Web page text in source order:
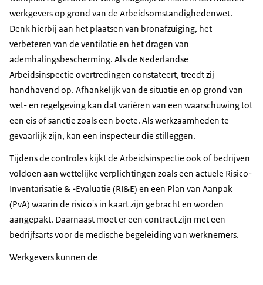
werkgevers op grond van de Arbeidsomstandighedenwet.
Denk hierbij aan het plaatsen van bronafzuiging, het
verbeteren van de ventilatie en het dragen van
ademhalingsbescherming. Als de Nederlandse
Arbeidsinspectie overtredingen constateert, treedt zij
handhavend op. Afhankelijk van de situatie en op grond van
wet- en regelgeving kan dat variëren van een waarschuwing tot
een eis of sanctie zoals een boete. Als werkzaamheden te
gevaarlijk zijn, kan een inspecteur die stilleggen.
Tijdens de controles kijkt de Arbeidsinspectie ook of bedrijven
voldoen aan wettelijke verplichtingen zoals een actuele Risico-
Inventarisatie & -Evaluatie (RI&E) en een Plan van Aanpak
(PvA) waarin de risico's in kaart zijn gebracht en worden
aangepakt. Daarnaast moet er een contract zijn met een
bedrijfsarts voor de medische begeleiding van werknemers.
Werkgevers kunnen de